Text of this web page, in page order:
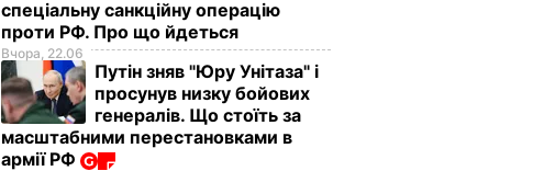
спеціальну санкційну операцію
проти РФ. Про що йдеться
Вчора, 22.06
Путін зняв "Юру Унітаза" і
просунув низку бойових
генералів. Що стоїть за
масштабними перестановками в
армії РФ